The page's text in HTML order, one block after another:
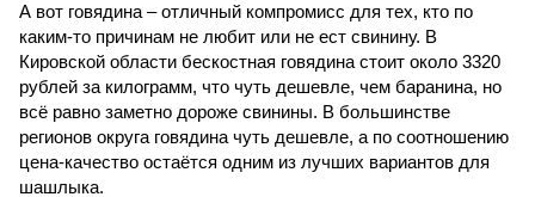
А вот говядина – отличный компромисс для тех, кто по
каким-то причинам не любит или не ест свинину. В
Кировской области бескостная говядина стоит около 3320
рублей за килограмм, что чуть дешевле, чем баранина, но
всё равно заметно дороже свинины. В большинстве
регионов округа говядина чуть дешевле, а по соотношению
цена-качество остаётся одним из лучших вариантов для
шашлыка.